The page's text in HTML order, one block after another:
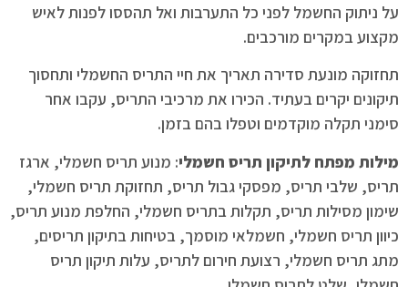
על ניתוק החשמל לפני כל התערבות ואל תהססו לפנות לאיש
מקצוע במקרים מורכבים.
תחזוקה מונעת סדירה תאריך את חיי התריס החשמלי ותחסוך
תיקונים יקרים בעתיד. הכירו את מרכיבי התריס, עקבו אחר
סימני תקלה מוקדמים וטפלו בהם בזמן.
מילות מפתח לתיקון תריס חשמלי: מנוע תריס חשמלי, ארגז
תריס, שלבי תריס, מפסקי גבול תריס, תחזוקת תריס חשמלי,
שימון מסילות תריס, תקלות בתריס חשמלי, החלפת מנוע תריס,
כיוון תריס חשמלי, חשמלאי מוסמך, בטיחות בתיקון תריסים,
מתג תריס חשמלי, רצועת חירום לתריס, עלות תיקון תריס